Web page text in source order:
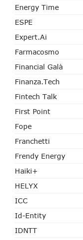
Energy Time
ESPE
Expert.ai
Farmacosmo
Financial Galà
Finanza.tech
Fintech Talk
First Point
Fope
Franchetti
Frendy Energy
Haiki+
HELYX
ICC
Id-Entity
IDNTT